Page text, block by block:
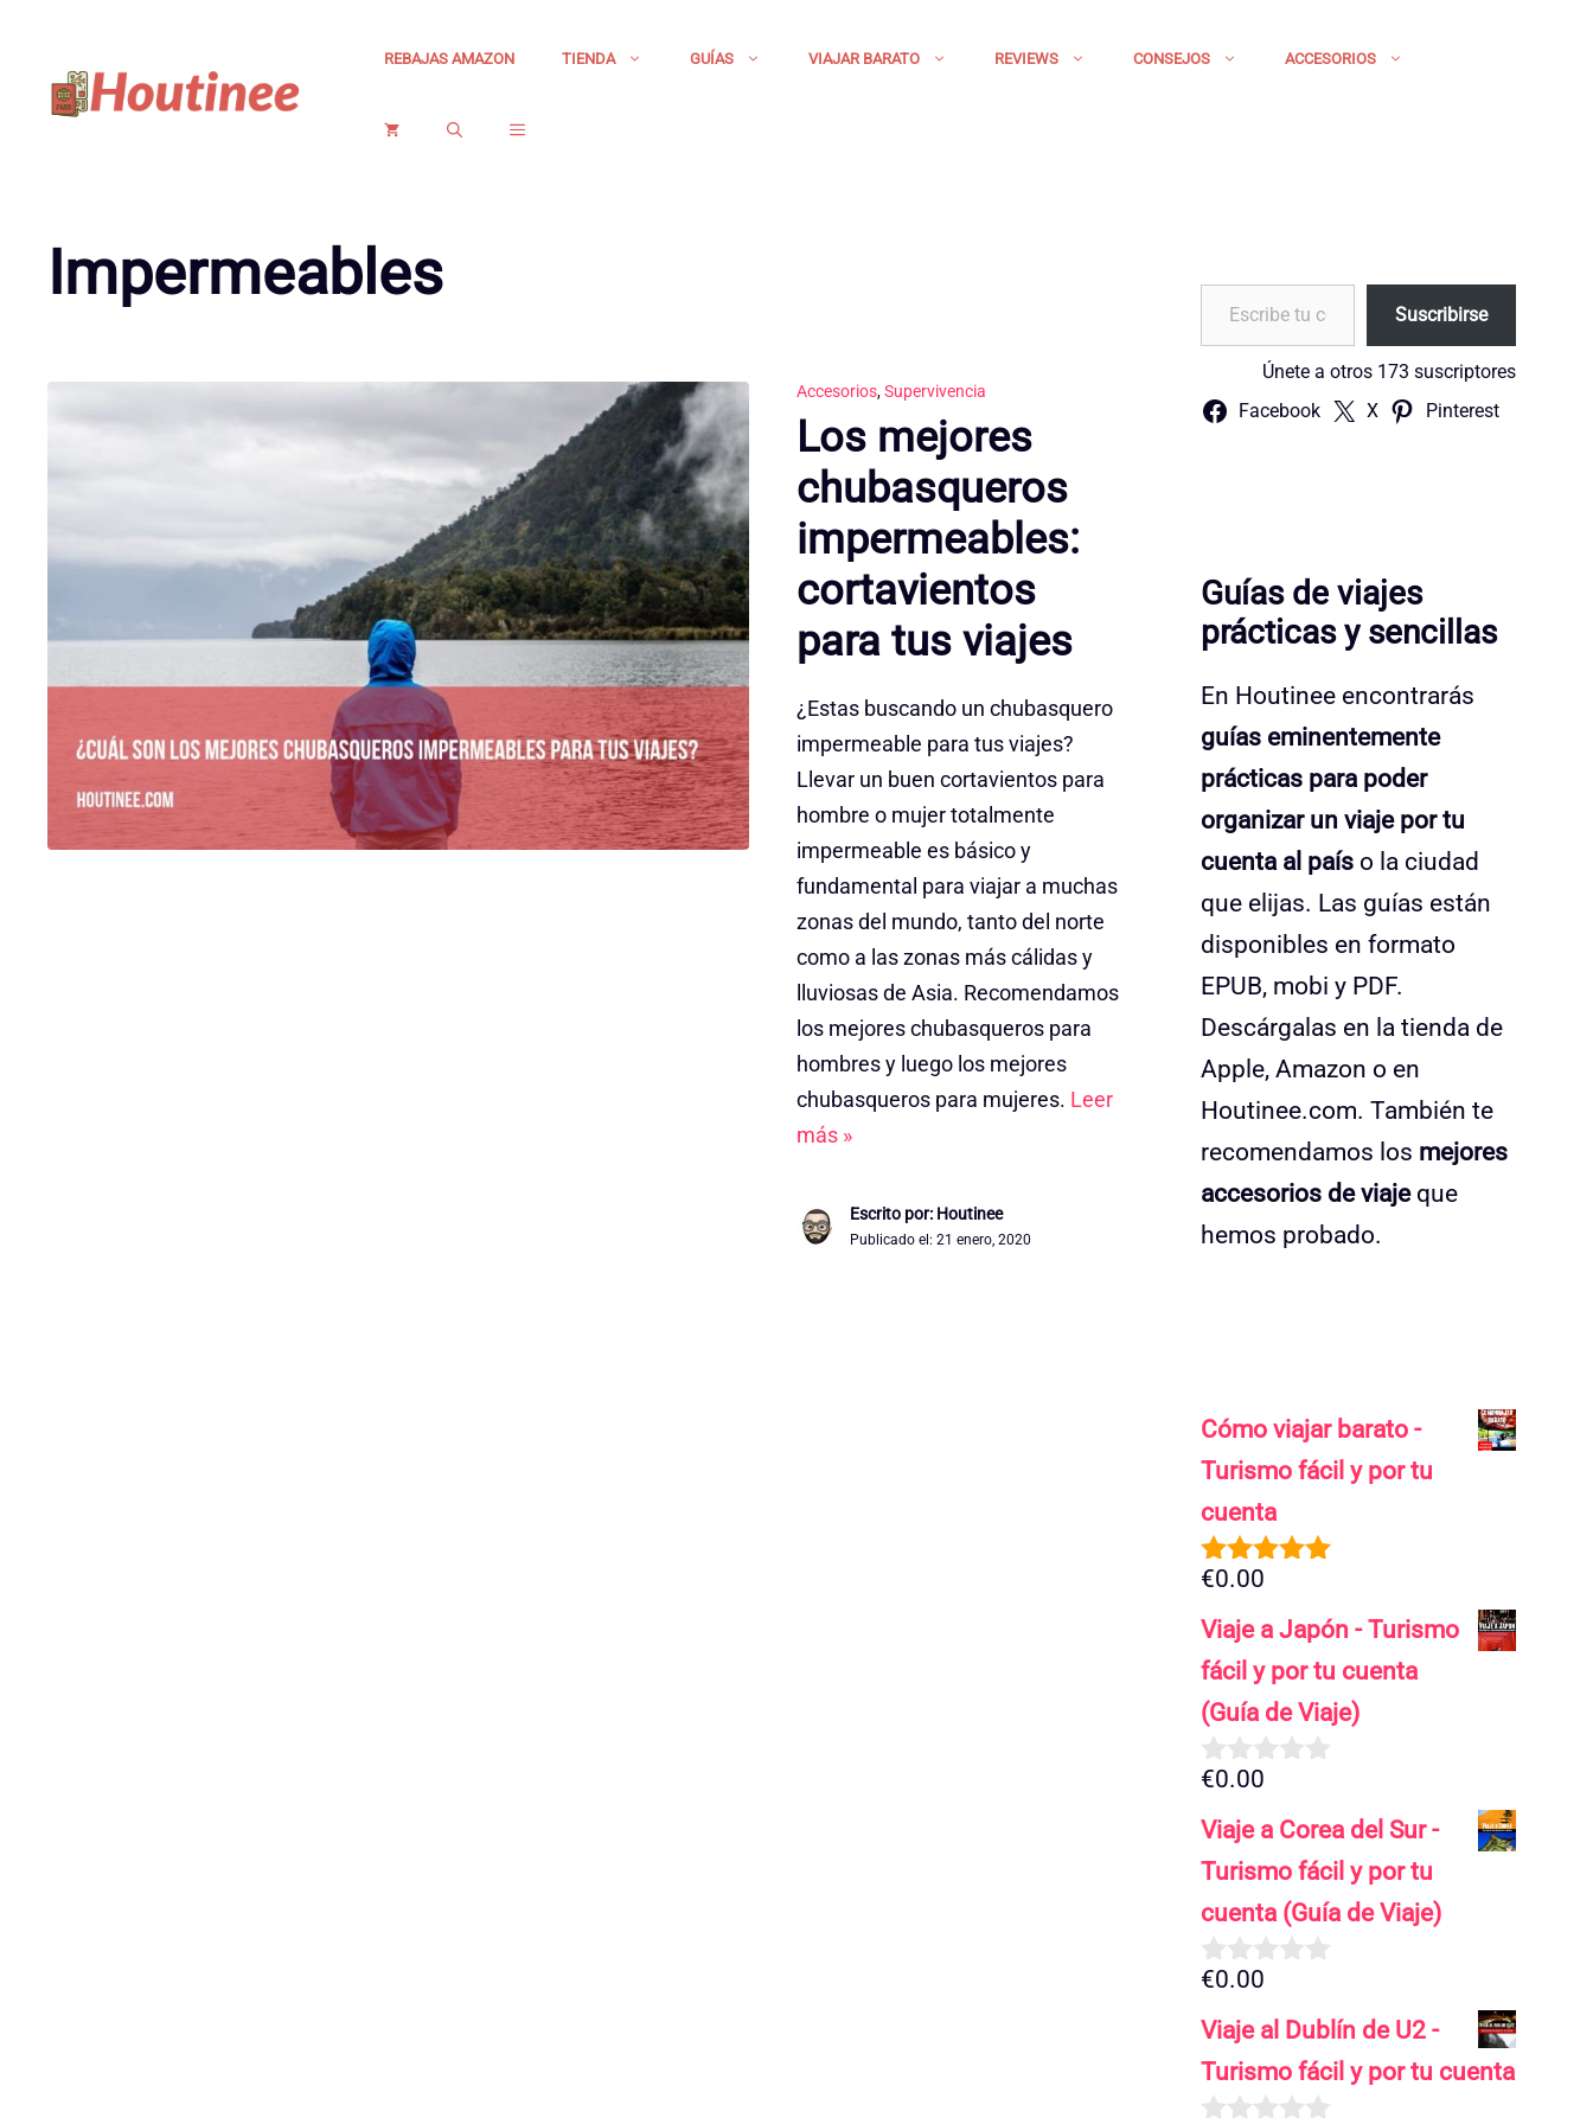
contenido
REBAJAS AMAZON TIENDA GUÍAS VIAJAR BARATO REVIEWS CONSEJOS ACCESORIOS
Impermeables
Accesorios,Supervivencia
Los mejores
chubasqueros
impermeables:
cortavientos
para tus viajes
¿Estas buscando un chubasquero
impermeable para tus viajes?
Llevar un buen cortavientos para
hombre o mujer totalmente
impermeable es básico y
fundamental para viajar a muchas
zonas del mundo, tanto del norte
como a las zonas más cálidas y
lluviosas de Asia. Recomendamos
los mejores chubasqueros para
hombres y luego los mejores
chubasqueros para mujeres. Leer
más »
Escrito por: Houtinee
Publicado el: 21 enero, 2020
Escribe tu correo electrónico…
Suscribirse
Únete a otros 173 suscriptores
Facebook X Pinterest
Guías de viajes
prácticas y sencillas
En Houtinee encontrarás
guías eminentemente
prácticas para poder
organizar un viaje por tu
cuenta al país o la ciudad
que elijas. Las guías están
disponibles en formato
EPUB, mobi y PDF.
Descárgalas en la tienda de
Apple, Amazon o en
Houtinee.com. También te
recomendamos los mejores
accesorios de viajeque
hemos probado.
Cómo viajar barato -
Turismo fácil y por tu
cuenta
5.00de 5
€0.00
Viaje a Japón - Turismo
fácil y por tu cuenta
(Guía de Viaje)
0
e
5
€0.00
Viaje a Corea del Sur -
Turismo fácil y por tu
cuenta (Guía de Viaje)
0
e
5
€0.00
Viaje al Dublín de U2 -
Turismo fácil y por tu cuenta